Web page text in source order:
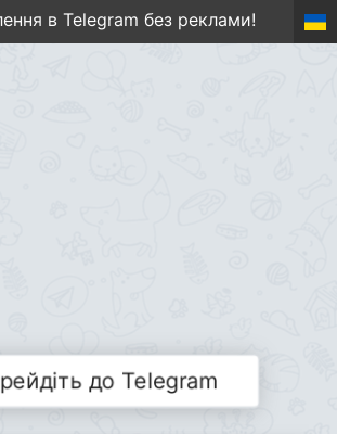
в Telegram без реклами!
до Telegram